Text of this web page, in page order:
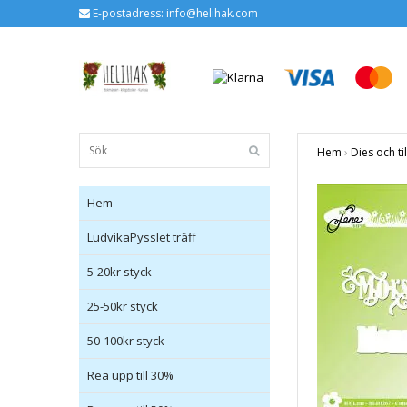
E-postadress: info@helihak.com
Hem
LudvikaPysslet träff
5-20kr styck
25-50kr styck
50-100kr styck
Rea upp till 30%
Hem › Dies och